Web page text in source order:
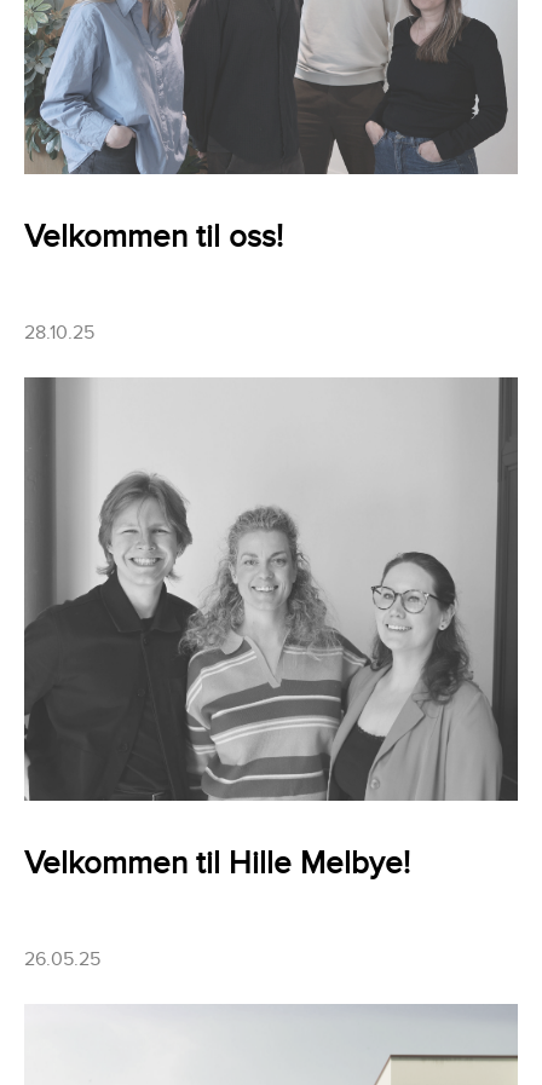
Velkommen til oss!
28.10.25
Velkommen til Hille Melbye!
26.05.25